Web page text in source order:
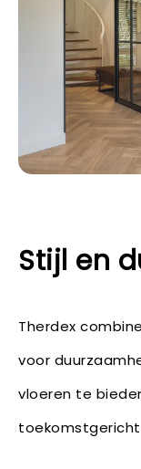
Stijl en
Therdex
voor
vloeren te
toekomstgericht